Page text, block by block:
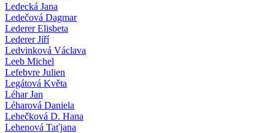
Ledecká Jana
Ledečová Dagmar
Lederer Elisbeta
Lederer Jiří
Ledvinková Václava
Leeb Michel
Lefebvre Julien
Legátová Květa
Léhar Jan
Léharová Daniela
Lehečková D. Hana
Lehenová Taťjana